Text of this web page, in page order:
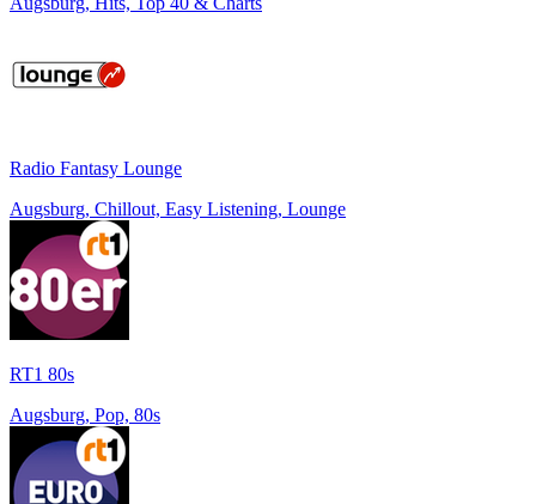
Radio Fantasy Lounge
Augsburg, Chillout, Easy Listening, Lounge
RT1 80s
Augsburg, Pop, 80s